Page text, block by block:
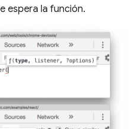
espera la función.